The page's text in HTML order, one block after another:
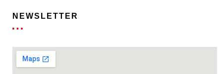
NEWSLETTER